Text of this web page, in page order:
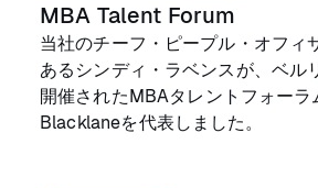
MBA Talent Forum
当社のチーフ・ピープル・オフィ
あるシンディ・ラベンスが、ベル
開催されたMBAタレントフォーラ
Blacklaneを代表しました。